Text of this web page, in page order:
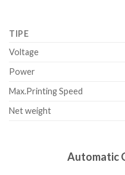
TIPE
Voltage
Power
Max.Printing Speed
Net weight
Automatic